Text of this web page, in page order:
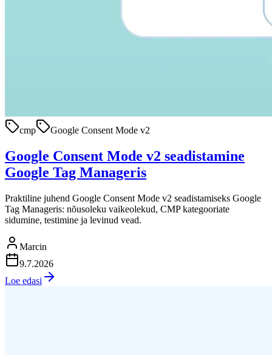
cmp Google Consent Mode v2
Google Consent Mode v2 seadistamine
Google Tag Manageris
Praktiline juhend Google Consent Mode v2 seadistamiseks Google
Tag Manageris: nõusoleku vaikeolekud, CMP kategooriate
sidumine, testimine ja levinud vead.
Marcin
9.7.2026
Loe edasi